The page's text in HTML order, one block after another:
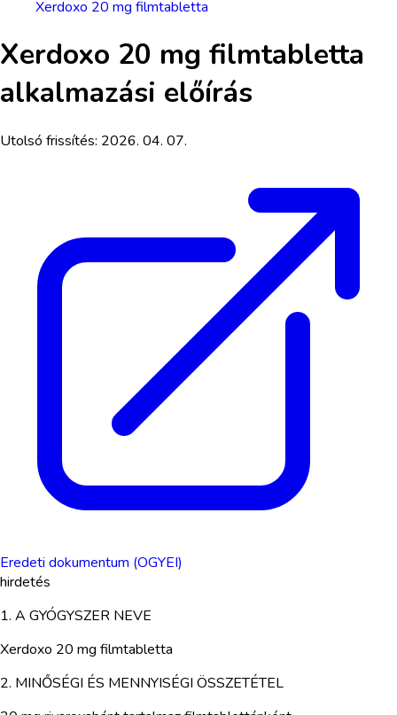
Xerdoxo 20 mg filmtabletta
Xerdoxo 20 mg filmtabletta
alkalmazási előírás
Utolsó frissítés: 2026. 04. 07.
Eredeti dokumentum (OGYEI)
hirdetés
1. A GYÓGYSZER NEVE
Xerdoxo 20 mg filmtabletta
2. MINŐSÉGI ÉS MENNYISÉGI ÖSSZETÉTEL